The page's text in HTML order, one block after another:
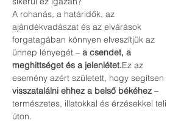
A rohanás, a határidők, az
ajándékvadászat és az elvárások
forgatagában könnyen elveszítjük az
ünnep lényegét – a csendet, a
meghittséget és a jelenlétet.Ez az
esemény azért született, hogy segítsen
visszatalálni ehhez a belső békéhez –
természetes, illatokkal és érzésekkel teli
úton.